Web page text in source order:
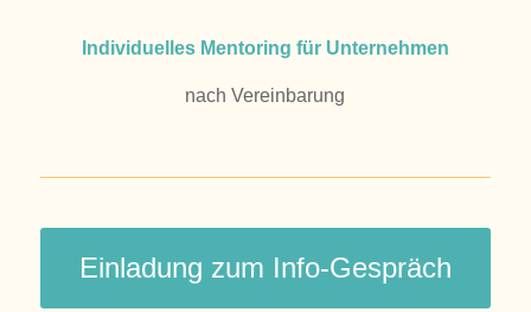
Individuelles Mentoring für Unternehmen
nach Vereinbarung
Einladung zum Info-Gespräch